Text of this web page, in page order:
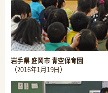
岩手県 盛岡市 青空保育園
（2016年1月19日）